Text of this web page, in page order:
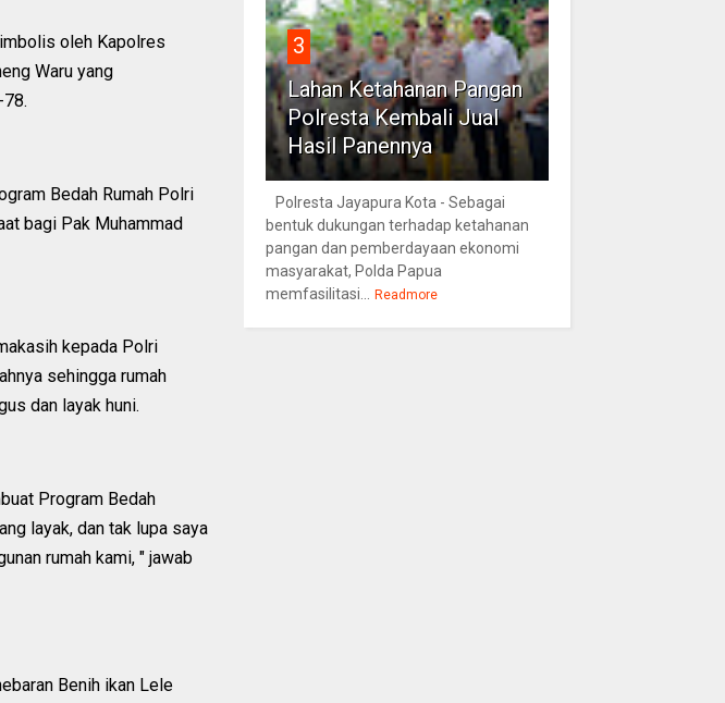
oleh Kapolres
Waru yang
Bedah Rumah Polri
bagi Pak Muhammad
kepada Polri
sehingga rumah
dan layak huni.
Program Bedah
layak, dan tak lupa saya
rumah kami, " jawab
Benih ikan Lele
3
Lahan Ketahanan Pangan
Polresta Kembali Jual
Hasil Panennya
Polresta Jayapura Kota - Sebagai
bentuk dukungan terhadap ketahanan
pangan dan pemberdayaan ekonomi
masyarakat, Polda Papua
memfasilitasi...
Readmore